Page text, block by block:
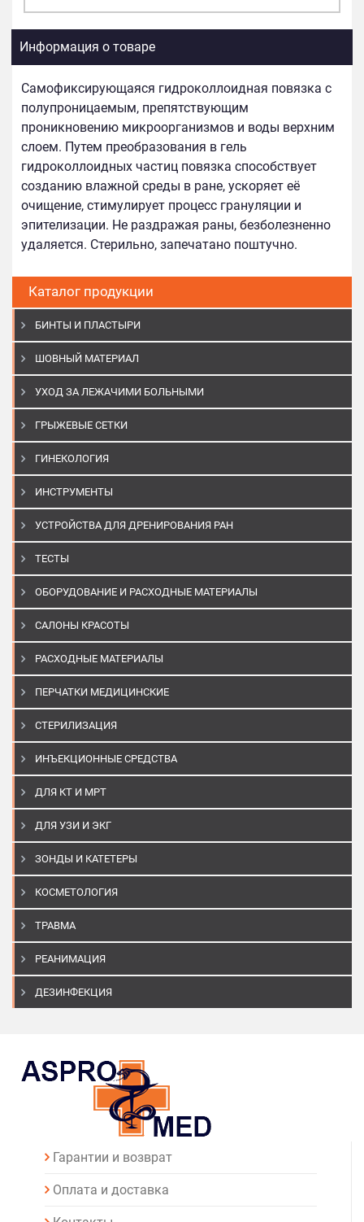
Каталог продукции
БИНТЫ И ПЛАСТЫРИ
ШОВНЫЙ МАТЕРИАЛ
УХОД ЗА ЛЕЖАЧИМИ БОЛЬНЫМИ
ГРЫЖЕВЫЕ СЕТКИ
ГИНЕКОЛОГИЯ
ИНСТРУМЕНТЫ
УСТРОЙСТВА ДЛЯ ДРЕНИРОВАНИЯ РАН
ТЕСТЫ
ОБОРУДОВАНИЕ И РАСХОДНЫЕ МАТЕРИАЛЫ
САЛОНЫ КРАСОТЫ
РАСХОДНЫЕ МАТЕРИАЛЫ
ПЕРЧАТКИ МЕДИЦИНСКИЕ
СТЕРИЛИЗАЦИЯ
ИНЪЕКЦИОННЫЕ СРЕДСТВА
ДЛЯ КТ И МРТ
ДЛЯ УЗИ И ЭКГ
ЗОНДЫ И КАТЕТЕРЫ
КОСМЕТОЛОГИЯ
ТРАВМА
РЕАНИМАЦИЯ
ДЕЗИНФЕКЦИЯ
Информация о товаре
Самофиксирующаяся гидроколлоидная повязка с
полупроницаемым, препятствующим
проникновению микроорганизмов и воды верхним
слоем. Путем преобразования в гель
гидроколлоидных частиц повязка способствует
созданию влажной среды в ране, ускоряет её
очищение, стимулирует процесс грануляции и
эпителизации. Не раздражая раны, безболезненно
удаляется. Стерильно, запечатано поштучно.
Гарантии и возврат
Оплата и доставка